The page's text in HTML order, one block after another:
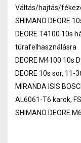
Váltás/hajtás/
SHIMANO DEORE
DEORE T4100 10s
túrafelhasználásra
DEORE M4100 10s
DEORE 10s sor, 11-
MIRANDA ISIS
AL6061-T6 karok,
SHIMANO DEORE